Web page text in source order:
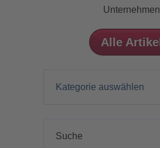
Unternehmen
Alle Artikel